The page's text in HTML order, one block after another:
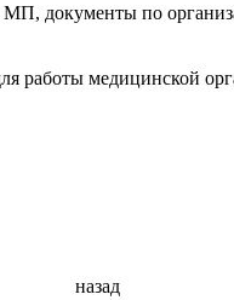
МП, документы по
работы медицинской
назад